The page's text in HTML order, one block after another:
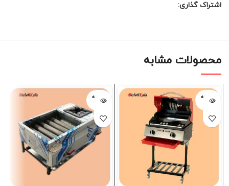
اشتراک گذاری:
محصولات مشابه
فروخته
شده
فروخته
شده